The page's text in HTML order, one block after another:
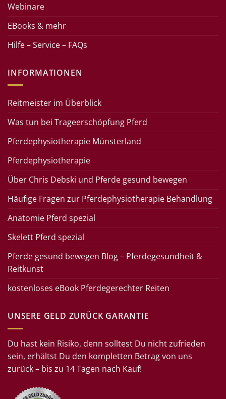
Webinare
EBooks & mehr
Hilfe – Service – FAQs
INFORMATIONEN
Reitmeister im Überblick
Was tun bei Trageerschöpfung Pferd
Pferdephysiotherapie Münsterland
Pferdephysiotherapie
Über Chris Debski und Pferde gesund bewegen
Häufige Fragen zur Pferdephysiotherapie Behandlung
Anatomie Pferd spezial
Skelett Pferd spezial
Pferde gesund bewegen Blog – Pferdegesundheit &
Reitkunst
kostenloses eBook Pferdegerechter Reiten
UNSERE GELD ZURÜCK GARANTIE
Du hast kein Risiko, denn solltest Du nicht zufrieden
sein, erhältst Du den kompletten Betrag von uns
zurück – bis zu 14 Tagen nach Kauf!